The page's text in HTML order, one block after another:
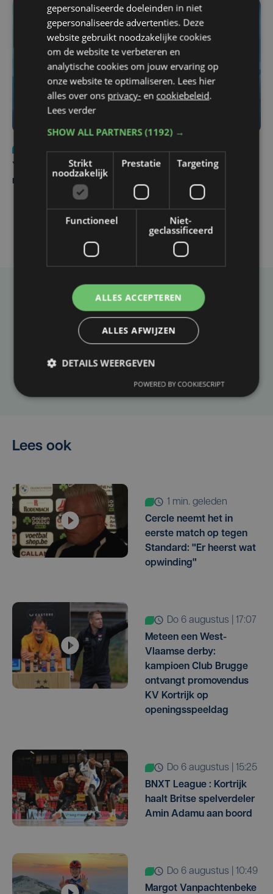
Nieuws
do 6 augustus | 21:30
Yaro (19), slachtoffer van vechtpartij, is na
maandenlange coma overleden
Taalfout opgemerkt?
Heb je een taal- of schrijffout opgemerkt in dit
artikel?
Lees ook
1 min. geleden
Cercle neemt het in
eerste match op tegen
Standard: "Er heerst wat
opwinding"
do 6 augustus | 17:07
Meteen een West-
Vlaamse derby:
kampioen Club Brugge
ontvangt promovendus
KV Kortrijk op
openingsspeeldag
do 6 augustus | 15:25
BNXT League : Kortrijk
haalt Britse spelverdeler
Amin Adamu aan boord
do 6 augustus | 10:49
Margot Vanpachtenbeke
gepersonaliseerde doeleinden in niet
gepersonaliseerde advertenties. Deze
website gebruikt noodzakelijke cookies
om de website te verbeteren en
analytische cookies om jouw ervaring op
onze website te optimaliseren. Lees hier
alles over ons privacy- en cookiebeleid.
Lees verder
SHOW ALL PARTNERS(1192) →
Strikt
noodzakelijk
Prestatie Targeting
Functioneel
Niet-
geclassificeerd
ALLES ACCEPTEREN
ALLES AFWIJZEN
DETAILS WEERGEVEN
POWERED BY COOKIESCRIPT